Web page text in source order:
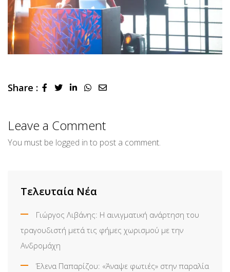
Share : LinkedInWhatsapp
Share
Leave a Comment
You must be logged in to post a comment.
Τελευταία Νέα
Γιώργος Λιβάνης: Η αινιγματική ανάρτηση του
τραγουδιστή μετά τις φήμες χωρισμού με την
Ανδρομάχη
Έλενα Παπαρίζου: «Άναψε φωτιές» στην παραλία